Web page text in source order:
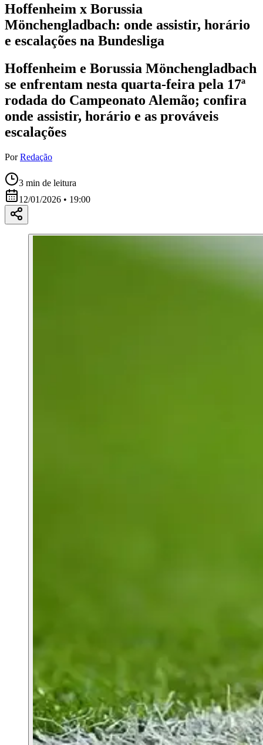
Hoffenheim x Borussia
Mönchengladbach: onde assistir, horário
e escalações na Bundesliga
Hoffenheim e Borussia Mönchengladbach
se enfrentam nesta quarta-feira pela 17ª
rodada do Campeonato Alemão; confira
onde assistir, horário e as prováveis
escalações
Por Redação
3 min de leitura
12/01/2026 • 19:00